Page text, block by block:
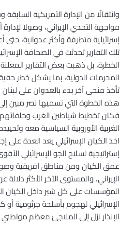
وانتقالًا من الإدارة الأمريكية
مواجهة التحدي الإيراني، وصولا
إسرائيلية متطرفة وأكثر عدوانية،
تلك التقارير تحدثت في الصحافة
الخطرة، بل ذهبت بعض التقارير
المحرمات الدولية، بما يشكل خطر
هذه الخطوة التي نسميها نصر مبين
فكان تخطيط شياطين الغرب
الغربية الأوروبية السياسية معه
اخذ الكيان الإسرائيلي يعد العدة
إستراتيجية لسلاح الجو الإسرائيلي
عمق الكيان ومن مناطق افريقية
الإيراني، والمستوى الآخر الأكثر
المؤسسات على كل شبر داخل الكيان
الإسرائيلي لهجوم بأسلحة جرثومية
الإنذار نزل إلى الملاجئ معظم مواطني